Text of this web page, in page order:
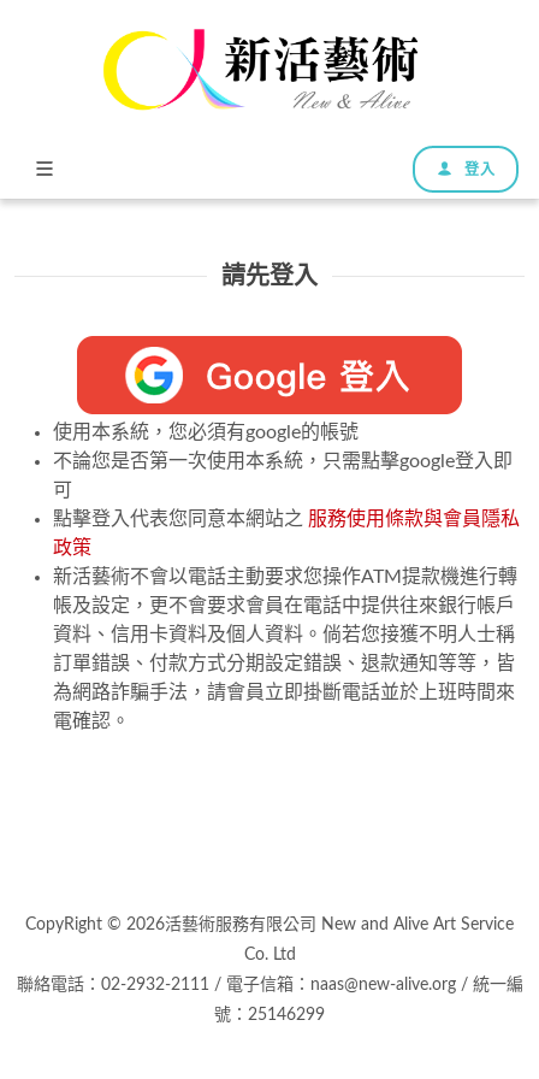
登入
請先登入
使用本系統，您必須有google的帳號
不論您是否第一次使用本系統，只需點擊google登入即
可
點擊登入代表您同意本網站之 服務使用條款與會員隱私
政策
新活藝術不會以電話主動要求您操作ATM提款機進行轉
帳及設定，更不會要求會員在電話中提供往來銀行帳戶
資料、信用卡資料及個人資料。倘若您接獲不明人士稱
訂單錯誤、付款方式分期設定錯誤、退款通知等等，皆
為網路詐騙手法，請會員立即掛斷電話並於上班時間來
電確認。
CopyRight © 2026活藝術服務有限公司 New and Alive Art Service
Co. Ltd
聯絡電話：02-2932-2111 / 電子信箱：naas@new-alive.org / 統一編
號：25146299